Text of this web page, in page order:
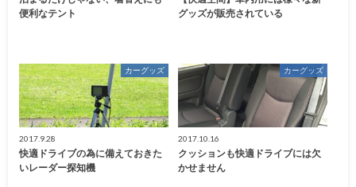
便利なテント
グッズが販売されている
カーグッズ
2017.9.28
快適ドライブの為に備えておきた
いレーダー探知機
カーグッズ
2017.10.16
クッションも快適ドライブには欠
かせません